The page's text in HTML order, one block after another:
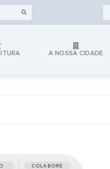
A NOSSA CIDADE
COLABORE